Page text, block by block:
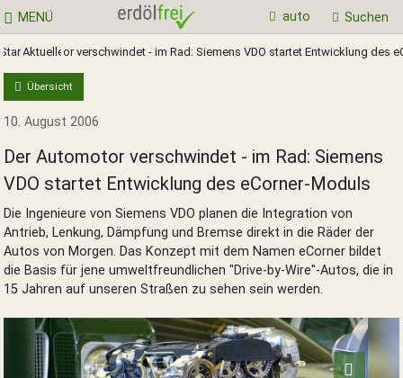
MENÜ Suchen
auto
StartAktuelles
Automotor verschwindet - im Rad: Siemens VDO startet Entwicklung des
Übersicht
10. August 2006
Der Automotor verschwindet - im Rad: Siemens
VDO startet Entwicklung des eCorner-Moduls
Die Ingenieure von Siemens VDO planen die Integration von
Antrieb, Lenkung, Dämpfung und Bremse direkt in die Räder der
Autos von Morgen. Das Konzept mit dem Namen eCorner bildet
die Basis für jene umweltfreundlichen "Drive-by-Wire"-Autos, die in
15 Jahren auf unseren Straßen zu sehen sein werden.